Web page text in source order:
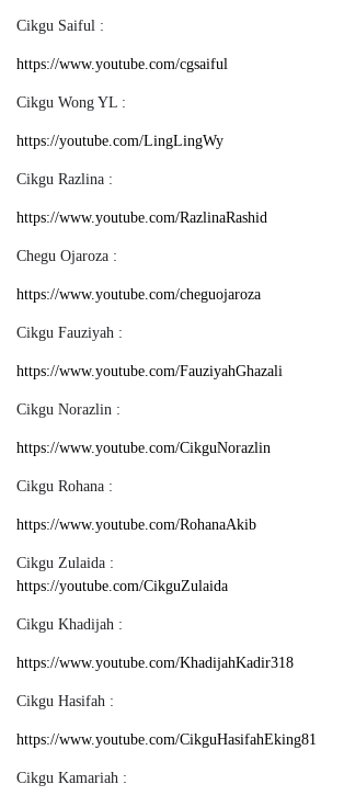
Cikgu Saiful :
https://www.youtube.com/cgsaiful
Cikgu Wong YL :
https://youtube.com/LingLingWy
Cikgu Razlina :
https://www.youtube.com/RazlinaRashid
Chegu Ojaroza :
https://www.youtube.com/cheguojaroza
Cikgu Fauziyah :
https://www.youtube.com/FauziyahGhazali
Cikgu Norazlin :
https://www.youtube.com/CikguNorazlin
Cikgu Rohana :
https://www.youtube.com/RohanaAkib
Cikgu Zulaida :
https://youtube.com/CikguZulaida
Cikgu Khadijah :
https://www.youtube.com/KhadijahKadir318
Cikgu Hasifah :
https://www.youtube.com/CikguHasifahEking81
Cikgu Kamariah :